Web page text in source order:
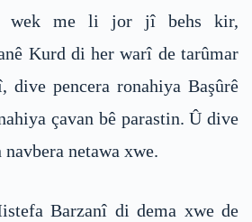
wek me li jor jî behs kir,
Kurd di her warî de tarûmar
pencera ronahiya Başûrê
çavan bê parastin. Û dive
netawa xwe.
Barzanî di dema xwe de